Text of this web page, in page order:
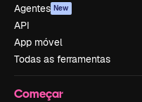
Agentes New
API
App móvel
Todas as ferramentas
Começar